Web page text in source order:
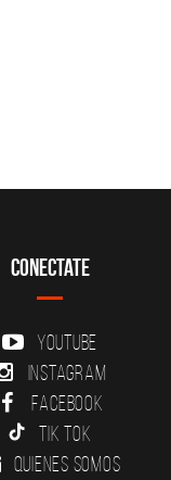
Conectate
YouTube
Instagram
Facebook
Tik Tok
Quienes somos